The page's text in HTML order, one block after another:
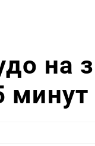
на
минут